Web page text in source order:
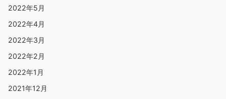
2022年5月
2022年4月
2022年3月
2022年2月
2022年1月
2021年12月